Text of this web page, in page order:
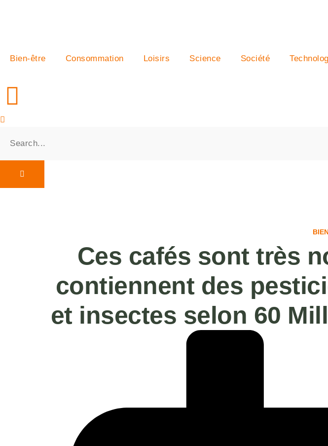
Bien-être Consommation Loisirs Science Société
Ces cafés sont très
contiennent des
et insectes selon 60